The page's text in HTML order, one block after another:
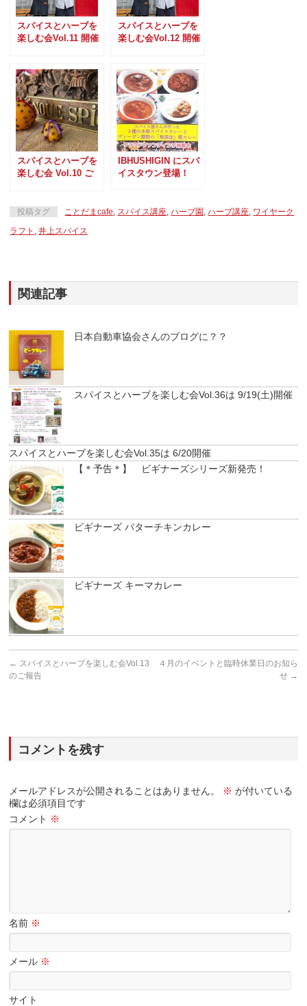
スパイスとハーブを
楽しむ会Vol.11 開催
スパイスとハーブを
楽しむ会Vol.12 開催
スパイスとハーブを
楽しむ会 Vol.10 ご
IBHUSHIGIN にスパ
イスタウン登場！
投稿タグ ことだまcafe スパイス講座 ,ハーブ園 ,ハーブ講座 ワイヤーク
ラフト
,井上スパイス
関連記事
日本自動車協会さんのブログに？？
スパイスとハーブを楽しむ会Vol.36は 9/19(土)開催
スパイスとハーブを楽しむ会Vol.35は 6/20開催
【＊予告＊】 ビギナーズシリーズ新発売！
ビギナーズ バターチキンカレー
ビギナーズ キーマカレー
← スパイスとハーブを楽しむ会Vol.13
のご報告
４月のイベントと臨時休業日のお知ら
せ →
コメントを残す
メールアドレスが公開されることはありません。 ※ が付いている
欄は必須項目です
コメント ※
名前 ※
メール ※
サイト